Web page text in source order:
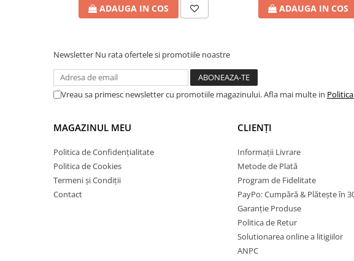
ADAUGA IN COS ADAUGA IN COS
Newsletter Nu rata ofertele si promotiile noastre
Vreau sa primesc newsletter cu promotiile magazinului. Afla mai multe in
MAGAZINUL MEU
Politica de Confidențialitate
Politica de Cookies
Termeni și Condiții
Contact
CLIENȚI
Informații Livrare
Metode de Plată
Program de Fidelitate
PayPo: Cumpără & Plătește în
Garanție Produse
Politica de Retur
Solutionarea online a litigiilor
ANPC